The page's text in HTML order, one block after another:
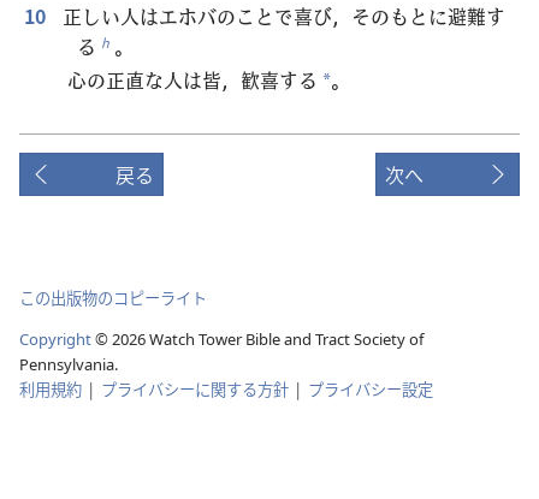
10
正しい人はエホバのことで喜び，そのもとに避難す
る h 。
心の正直な人は皆，歓喜する *。
戻る 次へ
この出版物のコピーライト
Copyright©2026Watch Tower Bible and Tract Society of
Pennsylvania.
利用規約 | プライバシーに関する方針 | プライバシー設定